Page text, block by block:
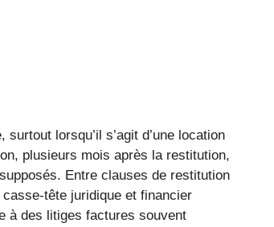
lorsqu’il s’agit d’une location
plusieurs mois après la restitution,
Entre clauses de restitution
tête juridique et financier
à des litiges factures souvent